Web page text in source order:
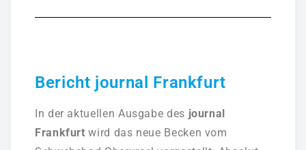
Bericht journal Frankfurt
In der aktuellen Ausgabe des journal
Frankfurt wird das neue Becken vom